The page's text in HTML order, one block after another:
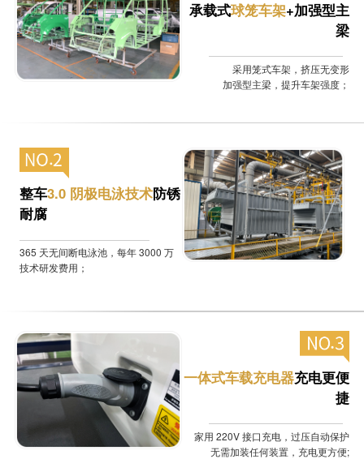
承载式球笼车架+加强型主
梁
采用笼式车架，挤压无变形
加强型主梁，提升车架强度；
整车3.0 阴极电泳技术防锈
耐腐
365 天无间断电泳池，每年 3000 万
技术研发费用；
一体式车载充电器充电更便
捷
家用 220V 接口充电，过压自动保护
无需加装任何装置，充电更方便;